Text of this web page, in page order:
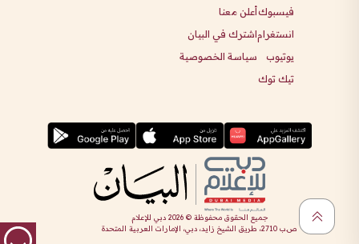
فيسبوك
انستغرام
يوتيوب
تيك توك
أعلن معنا
اشترك في البيان
سياسة الخصوصية
جميع الحقوق محفوظة ©2026 دبي للإعلام
ص.ب 2710، طريق الشيخ زايد، دبي، الإمارات العربية المتحدة